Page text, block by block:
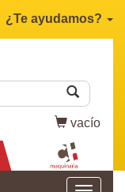
¿Te ayudamos?
vacío